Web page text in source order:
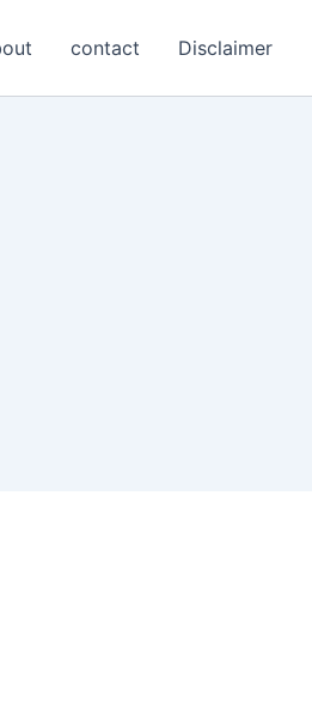
contact Disclaimer